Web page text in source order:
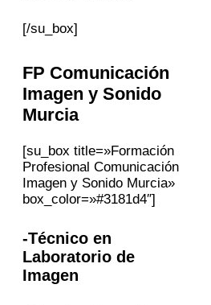
[/su_box]
FP Comunicación
Imagen y Sonido
Murcia
[su_box title=»Formación
Profesional Comunicación
Imagen y Sonido Murcia»
box_color=»#3181d4″]
-Técnico en
Laboratorio de
Imagen